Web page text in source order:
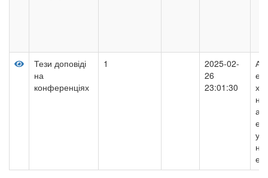
Тези доповіді
на
конференціях
1
2025-02-
26
23:01:30